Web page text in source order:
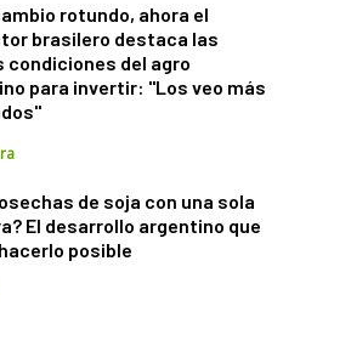
rotundo, ahora el
brasilero destaca las
condiciones del agro
para invertir: "Los veo más
de soja con una sola
El desarrollo argentino que
posible